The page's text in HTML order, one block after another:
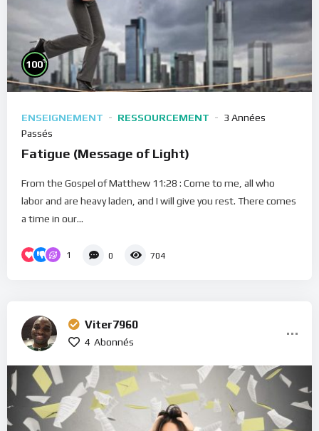
100%
ENSEIGNEMENT RESSOURCEMENT
3 Années
Passés
Fatigue (Message of Light)
From the Gospel of Matthew 11:28 : Come to me, all who
labor and are heavy laden, and I will give you rest. There comes
a time in our...
1 0 704
Viter7960
4 Abonnés